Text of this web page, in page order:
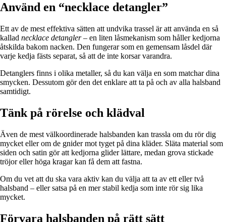
Använd en “necklace detangler”
Ett av de mest effektiva sätten att undvika trassel är att använda en så
kallad necklace detangler– en liten låsmekanism som håller kedjorna
åtskilda bakom nacken. Den fungerar som en gemensam låsdel där
varje kedja fästs separat, så att de inte korsar varandra.
Detanglers finns i olika metaller, så du kan välja en som matchar dina
smycken. Dessutom gör den det enklare att ta på och av alla halsband
samtidigt.
Tänk på rörelse och klädval
Även de mest välkoordinerade halsbanden kan trassla om du rör dig
mycket eller om de gnider mot tyget på dina kläder. Släta material som
siden och satin gör att kedjorna glider lättare, medan grova stickade
tröjor eller höga kragar kan få dem att fastna.
Om du vet att du ska vara aktiv kan du välja att ta av ett eller två
halsband – eller satsa på en mer stabil kedja som inte rör sig lika
mycket.
Förvara halsbanden på rätt sätt